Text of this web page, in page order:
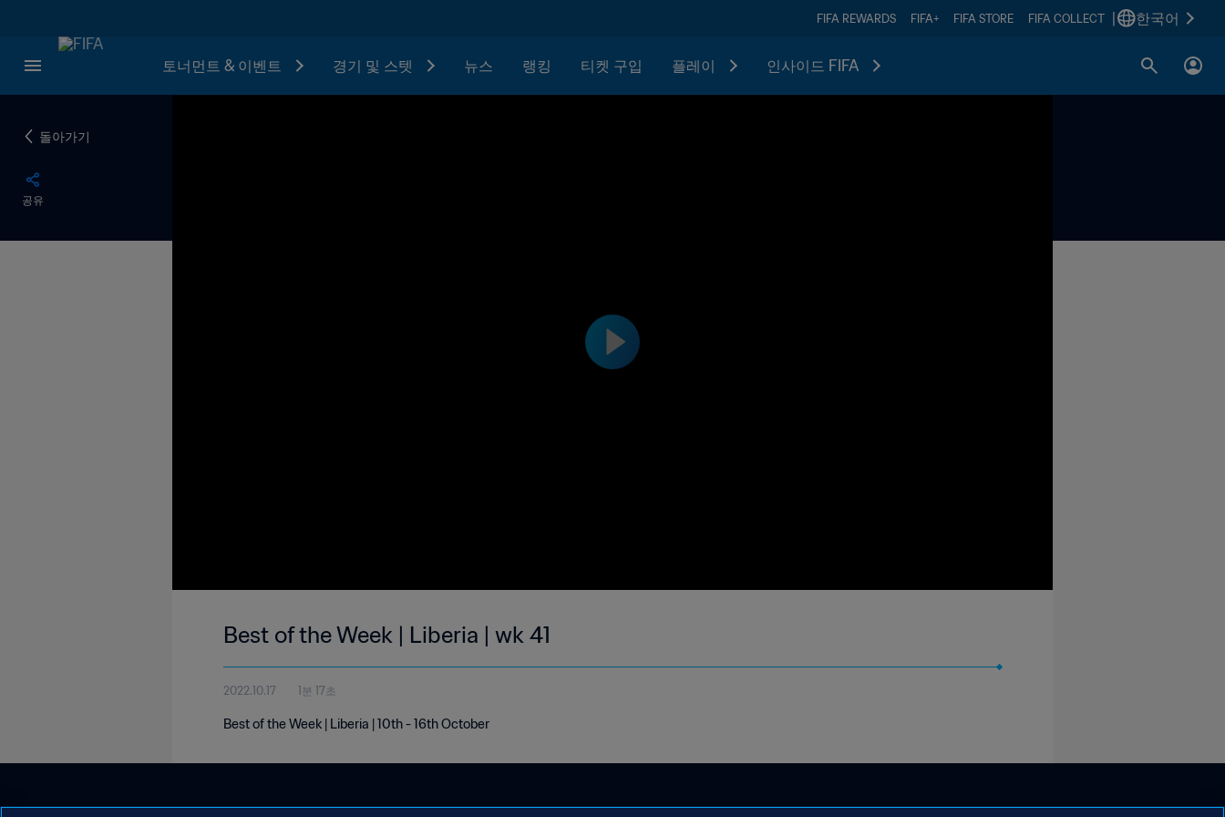
FIFA REWARDS FIFA+ FIFA STORE FIFA COLLECT 한국어
토너먼트 & 이벤트 경기 및 스텟 뉴스 랭킹 티켓 구입 플레이 인사이드 FIFA
돌아가기
공유
Best of the Week | Liberia | wk 41
2022.10.17 1분 17초
Best of the Week | Liberia | 10th - 16th October